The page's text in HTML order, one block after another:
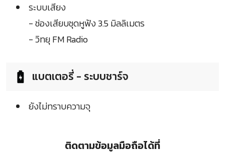
ระบบเสียง
- ช่องเสียบชุดหูฟัง 3.5 มิลลิเมตร
- วิทยุ FM Radio
แบตเตอรี่ - ระบบชาร์จ
ยังไม่ทราบความจุ
ติดตามข้อมูลมือถือได้ที่